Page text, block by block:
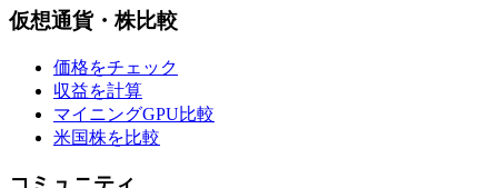
仮想通貨・株比較
価格をチェック
収益を計算
マイニングGPU比較
米国株を比較